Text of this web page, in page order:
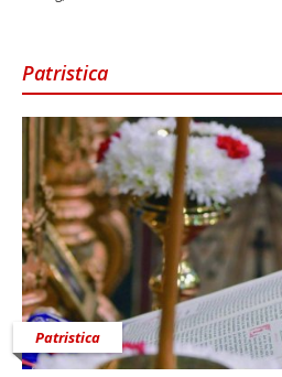
Patristica
Patristica